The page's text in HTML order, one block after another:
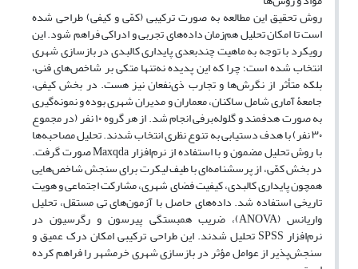
روش تحقیق این مطالعه به‌ صورت ترکیبی (کمّی و کیفی) طراحی شده
است تا امکان تحلیل هم‌زمان داده‌های تجربی و ادراکی فراهم شود. این
رویکرد با توجه به ماهیت چندبعدی پایداری کالبدی در بازسازی شهری
انتخاب شده است؛ چرا که این پدیده نه‌تنها متکی بر شاخص‌های فنی،
بلکه متأثر از نگرش‌ها و تجارب ذی‌نفعان نیز هست. در بخش کیفی،
جامعۀ آماری شامل ساکنان، معماران و مدیران شهری بوده و نمونه‌گیری
به‌ صورت هدفمند و گلوله‌برفی انجام شد. از هر گروه ۱۰ نفر (در مجموع
۳۰ نفر) با هدف دستیابی به تنوع نظری انتخاب شدند. تحلیل مصاحبه‌ها
با روش تحلیل مضمون و با استفاده از نرم‌افزار Maxqda صورت گرفت.
در بخش کمّی، از پرسشنامه‌ای با طیف لیکرت برای سنجش شاخص‌هایی
همچون پایداری کالبدی، کیفیت فضای شهری، مشارکت اجتماعی و هویت
تاریخی استفاده شد. داده‌های حاصل با آزمون‌های تی مستقل، تحلیل
واریانس (ANOVA)، ضریب همبستگی پیرسون و رگرسیون در
نرم‌افزار SPSS تحلیل شدند. این طراحی ترکیبی امکان درک عمیق و
سنجش‌پذیر از عوامل مؤثر در بازسازی شهری خرمشهر را فراهم کرده